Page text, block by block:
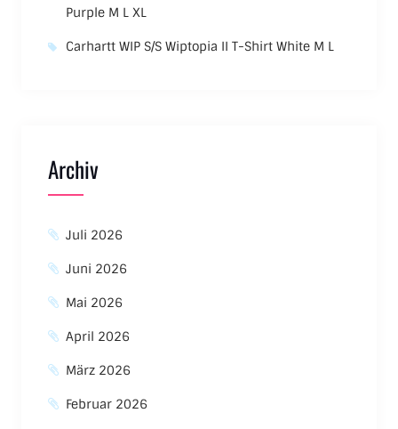
Purple M L XL
Carhartt WIP S/S Wiptopia II T-Shirt White M L
Archiv
Juli 2026
Juni 2026
Mai 2026
April 2026
März 2026
Februar 2026